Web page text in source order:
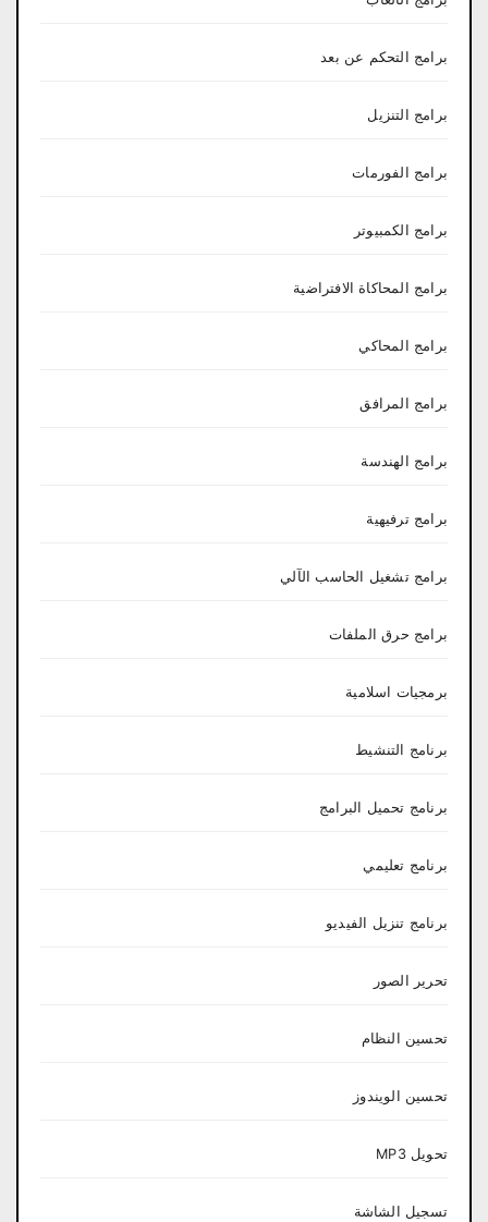
برامج التحكم عن بعد
برامج التنزيل
برامج الفورمات
برامج الكمبيوتر
برامج المحاكاة الافتراضية
برامج المحاكي
برامج المرافق
برامج الهندسة
برامج ترفيهية
برامج تشغيل الحاسب الآلي
برامج حرق الملفات
برمجيات اسلامية
برنامج التنشيط
برنامج تحميل البرامج
برنامج تعليمي
برنامج تنزيل الفيديو
تحرير الصور
تحسين النظام
تحسين الويندوز
تحويل MP3
تسجيل الشاشة